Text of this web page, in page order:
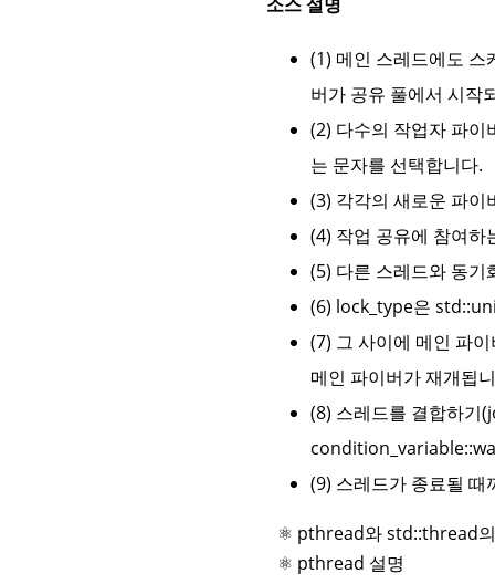
(1) 메인 스레드에도
버가 공유 풀에서 시작
(2) 다수의 작업자 파
는 문자를 선택합니다
(3) 각각의 새로운 파이
(4) 작업 공유에 참여하
(5) 다른 스레드와 동
(6) lock_type은
(7) 그 사이에 메인 파
메인 파이버가 재개됩
(8) 스레드를 결합하기
(9) 스레드가 종료될 때
⚛ pthread와 std::thread
⚛ pthread 설명